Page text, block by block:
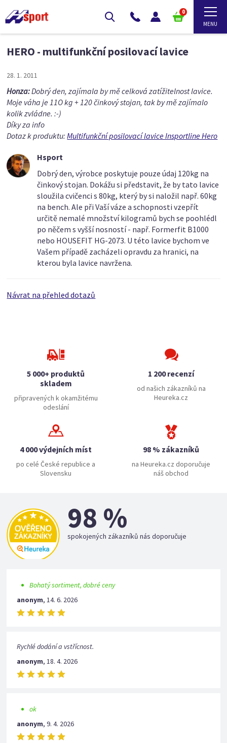
0
HERO - multifunkční posilovací lavice
28. 1. 2011
Honza:Dobrý den, zajímala by mě celková zatížitelnost lavice.
Moje váha je 11O kg + 120 činkový stojan, tak by mě zajímalo
kolik zvládne. :-)
Díky za info
Dotaz k produktu:Multifunkční posilovací lavice Insportline Hero
Hsport
Dobrý den, výrobce poskytuje pouze údaj 120kg na
činkový stojan. Dokážu si představit, že by tato lavice
sloužila cvičenci s 80kg, který by si naložil např. 60kg
na bench. Ale při Vaší váze a schopnosti vzepřít
určitě nemalé množství kilogramů bych se poohlédl
po něčem s vyšší nosností - např. Formerfit B1000
nebo HOUSEFIT HG-2073. U této lavice bychom ve
Vašem případě zacházeli opravdu za hranici, na
kterou byla lavice navržena.
Návrat na přehled dotazů
5 000+ produktů
skladem
připravených k okamžitému
odeslání
1 200 recenzí
od našich zákazníků na
Heureka.cz
4 000 výdejních míst
po celé České republice a
Slovensku
98 % zákazníků
na Heureka.cz doporučuje
náš obchod
98 %
spokojených zákazníků nás doporučuje
Bohatý sortiment, dobré ceny
anonym,14. 6. 2026
Rychlé dodání a vstřícnost.
anonym,18. 4. 2026
ok
anonym,9. 4. 2026